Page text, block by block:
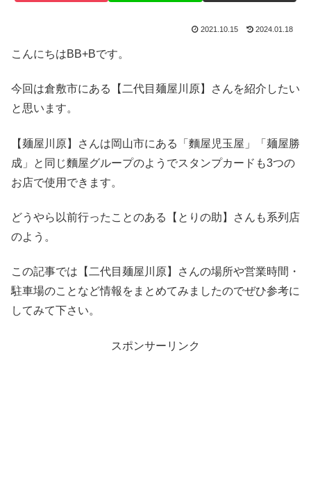
2021.10.15 2024.01.18
こんにちはBB+Bです。
今回は倉敷市にある【二代目麺屋川原】さんを紹介したい
と思います。
【麺屋川原】さんは岡山市にある「麵屋児玉屋」「麺屋勝
成」と同じ麵屋グループのようでスタンプカードも3つの
お店で使用できます。
どうやら以前行ったことのある【とりの助】さんも系列店
のよう。
この記事では【二代目麺屋川原】さんの場所や営業時間・
駐車場のことなど情報をまとめてみましたのでぜひ参考に
してみて下さい。
スポンサーリンク